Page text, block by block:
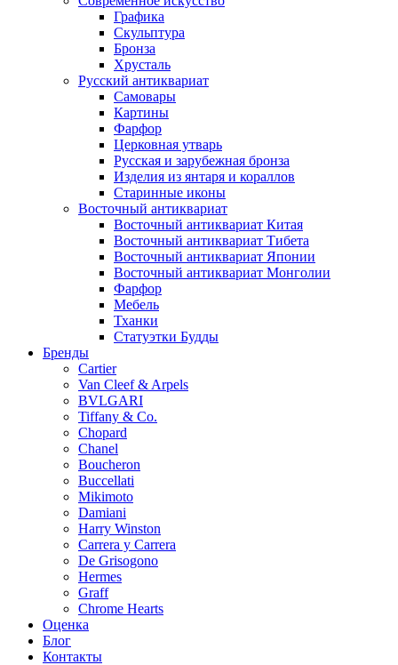
Графика
Скульптура
Бронза
Хрусталь
Русский антиквариат
Самовары
Картины
Фарфор
Церковная утварь
Русская и зарубежная бронза
Изделия из янтаря и кораллов
Старинные иконы
Восточный антиквариат
Восточный антиквариат Китая
Восточный антиквариат Тибета
Восточный антиквариат Японии
Восточный антиквариат Монголии
Фарфор
Мебель
Тханки
Статуэтки Будды
Бренды
Cartier
Van Cleef & Arpels
BVLGARI
Tiffany & Co.
Chopard
Chanel
Boucheron
Buccellati
Mikimoto
Damiani
Harry Winston
Carrera y Carrera
De Grisogono
Hermes
Graff
Chrome Hearts
Оценка
Блог
Контакты